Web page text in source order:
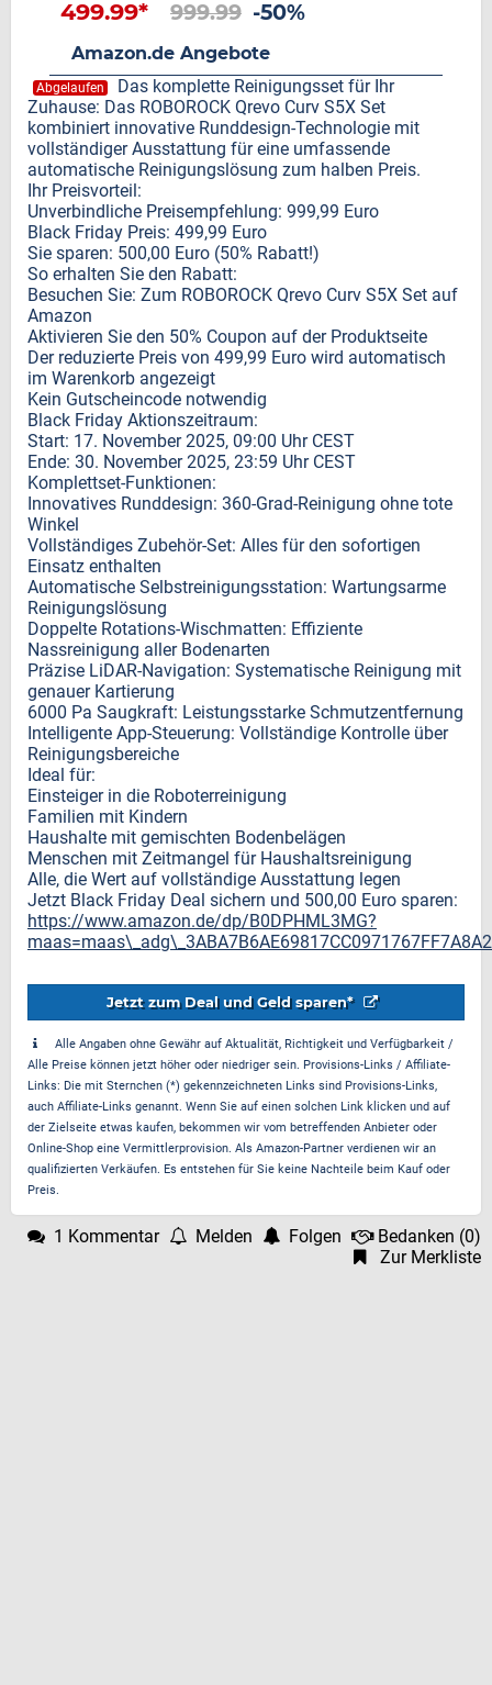
499.99* 999.99 -50%
Amazon.de Angebote
Abgelaufen
Das komplette Reinigungsset für Ihr
Zuhause: Das ROBOROCK Qrevo Curv S5X Set
kombiniert innovative Runddesign-Technologie mit
vollständiger Ausstattung für eine umfassende
automatische Reinigungslösung zum halben Preis.
Ihr Preisvorteil:
Unverbindliche Preisempfehlung: 999,99 Euro
Black Friday Preis: 499,99 Euro
Sie sparen: 500,00 Euro (50% Rabatt!)
So erhalten Sie den Rabatt:
Besuchen Sie: Zum ROBOROCK Qrevo Curv S5X Set auf
Amazon
Aktivieren Sie den 50% Coupon auf der Produktseite
Der reduzierte Preis von 499,99 Euro wird automatisch
im Warenkorb angezeigt
Kein Gutscheincode notwendig
Black Friday Aktionszeitraum:
Start: 17. November 2025, 09:00 Uhr CEST
Ende: 30. November 2025, 23:59 Uhr CEST
Komplettset-Funktionen:
Innovatives Runddesign: 360-Grad-Reinigung ohne tote
Winkel
Vollständiges Zubehör-Set: Alles für den sofortigen
Einsatz enthalten
Automatische Selbstreinigungsstation: Wartungsarme
Reinigungslösung
Doppelte Rotations-Wischmatten: Effiziente
Nassreinigung aller Bodenarten
Präzise LiDAR-Navigation: Systematische Reinigung mit
genauer Kartierung
6000 Pa Saugkraft: Leistungsstarke Schmutzentfernung
Intelligente App-Steuerung: Vollständige Kontrolle über
Reinigungsbereiche
Ideal für:
Einsteiger in die Roboterreinigung
Familien mit Kindern
Haushalte mit gemischten Bodenbelägen
Menschen mit Zeitmangel für Haushaltsreinigung
Alle, die Wert auf vollständige Ausstattung legen
Jetzt Black Friday Deal sichern und 500,00 Euro sparen:
https://www.amazon.de/dp/B0DPHML3MG?
Jetzt zum Deal und Geld sparen*
Alle Angaben ohne Gewähr auf Aktualität, Richtigkeit und Verfügbarkeit /
Alle Preise können jetzt höher oder niedriger sein. Provisions-Links / Affiliate-
Links: Die mit Sternchen (*) gekennzeichneten Links sind Provisions-Links,
auch Affiliate-Links genannt. Wenn Sie auf einen solchen Link klicken und auf
der Zielseite etwas kaufen, bekommen wir vom betreffenden Anbieter oder
Online-Shop eine Vermittlerprovision. Als Amazon-Partner verdienen wir an
qualifizierten Verkäufen. Es entstehen für Sie keine Nachteile beim Kauf oder
Preis.
1 Kommentar Melden Folgen Bedanken (0)
Zur Merkliste